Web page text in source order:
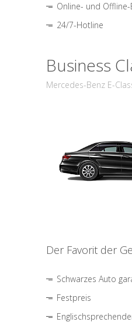
Online- und Offline-
24/7-Hotline
Business
Mercedes-Benz E-
Der Favorit der
Schwarzes Auto
Festpreis